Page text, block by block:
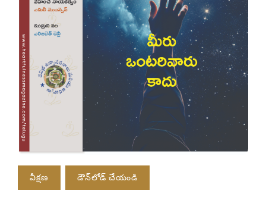
వీక్షణ డౌన్‌లోడ్ చేయండి